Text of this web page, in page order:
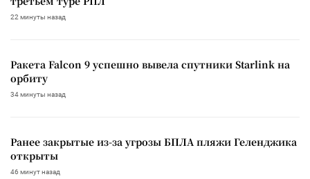
22 минуты назад
Ракета Falcon 9 успешно вывела спутники Starlink на
орбиту
34 минуты назад
Ранее закрытые из-за угрозы БПЛА пляжи Геленджика
открыты
46 минут назад